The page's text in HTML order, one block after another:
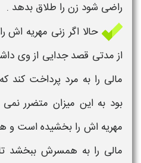
راضی شود زن را طلاق بدهد .
حالا اگر زنی مهریه اش
از مدتی قصد جدایی از وی
مالی را به مرد پرداخت کند
بود به این میزان متضرر
مهریه اش رابخشیدهاست و
مالی را به همسرش ببخشد